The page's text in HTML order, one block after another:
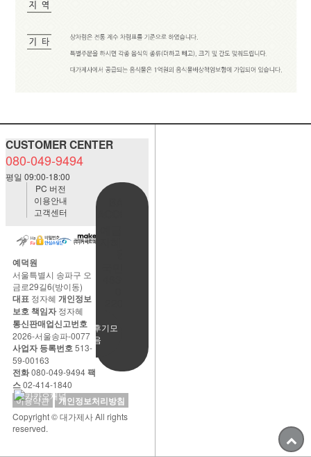
CUSTOMER CENTER
080-049-9494
평일 09:00-18:00
사용후기모
음
PC 버전
이용안내
고객센터
예덕원
서울특별시 송파구 오
금로29길6(방이동)
대표 정자혜 개인정보
보호 책임자정자혜
통신판매업신고번호
2026-서울송파-0077
사업자 등록번호513-
59-00163
전화080-049-9494팩
스02-414-1840
이용약관
개인정보처리방침
Copyright © 대가제사 All rights
reserved.